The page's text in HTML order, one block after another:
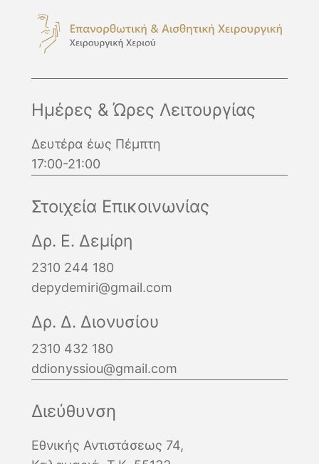
Ημέρες & Ώρες Λειτουργίας
Δευτέρα έως Πέμπτη
17:00-21:00
Στοιχεία Επικοινωνίας
Δρ. Ε. Δεμίρη
2310 244 180
depydemiri@gmail.com
Δρ. Δ. Διονυσίου
2310 432 180
ddionyssiou@gmail.com
Διεύθυνση
Εθνικής Αντιστάσεως 74,